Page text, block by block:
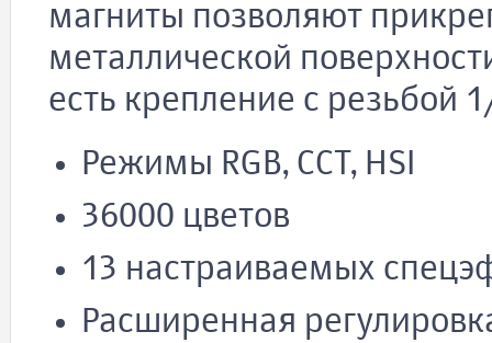
магниты позволяют
металлической
есть крепление с резьбой
Режимы RGB, CCT, HSI
36000 цветов
13 настраиваемых
Расширенная